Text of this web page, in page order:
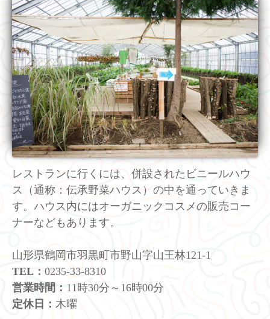
レストランに行くには、併設されたビニールハウ
ス（通称：伝承野菜ハウス）の中を通っていきま
す。ハウス内にはオーガニックコスメの販売コー
ナーなどもあります。
山形県鶴岡市羽黒町市野山字山王林121-1
TEL： 0235-33-8310
営業時間： 11時30分～16時00分
定休日： 木曜